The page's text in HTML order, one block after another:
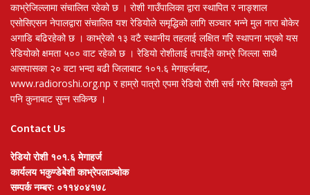
काभ्रेजिल्लामा संचालित रहेको छ । रोशी गाउँपालिका द्वारा स्थापित र नाङ्शाल
एसोसिएसन नेपालद्वारा संचालित यश रेडियोले समृद्धिको लागि सञ्चार भन्ने मुल नारा बोकेर
अगाडि बढिरहेको छ । काभ्रेको १३ वटै स्थानीय तहलाई लक्षित गरि स्थापना भएको यस
रेडियोको क्षमता ५०० वाट रहेको छ । रेडियो रोशीलाई तपाईंले काभ्रे जिल्ला साथै
आसपासका २० वटा भन्दा बढी जिलाबाट १०१.६ मेगाहर्जबाट,
www.radioroshi.org.np र हाम्रो पात्रो एपमा रेडियो रोशी सर्च गरेर बिश्वको कुनै
पनि कुनाबाट सुन्न सकिन्छ ।
Contact Us
रेडियो रोशी १०१.६ मेगाहर्ज
कार्यलय भकुण्डेबेशी काभ्रेपलाञ्चोक
सम्पर्क नम्बरः ०११४०४१७८